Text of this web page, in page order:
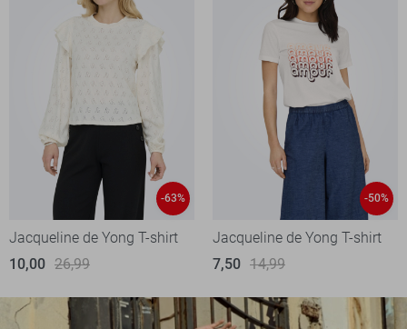
-63%
Jacqueline de Yong T-shirt
10,00 26,99
-50%
Jacqueline de Yong T-shirt
7,50 14,99